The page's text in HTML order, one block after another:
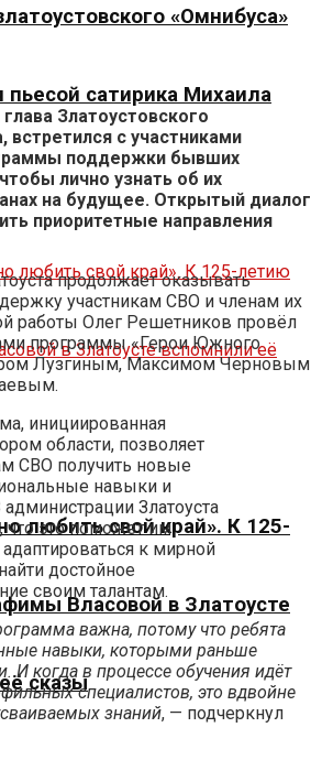
«Омнибуса»
пьесой сатирика Михаила
любить свой край». К 125-
Власовой в Златоусте
сказы
Златоустовского
встретился с участниками
поддержки бывших
лично узнать об их
на будущее. Открытый диалог
приоритетные направления
продолжает оказывать
участникам СВО и членам их
работы Олег Решетников провёл
программы «Герои Южного
Лузгиным, Максимом Черновым
инициированная
области, позволяет
СВО получить новые
навыки и
администрации Златоуста
что это поможет им
к мирной
достойное
своим талантам.
важна, потому что ребята
навыки, которыми раньше
И когда в процессе обучения идёт
специалистов, это вдвойне
знаний, — подчеркнул